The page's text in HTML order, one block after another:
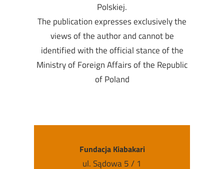
Polskiej.
The publication expresses exclusively the
views of the author and cannot be
identified with the official stance of the
Ministry of Foreign Affairs of the Republic
of Poland
Fundacja Kiabakari
ul. Sądowa 5 / 1